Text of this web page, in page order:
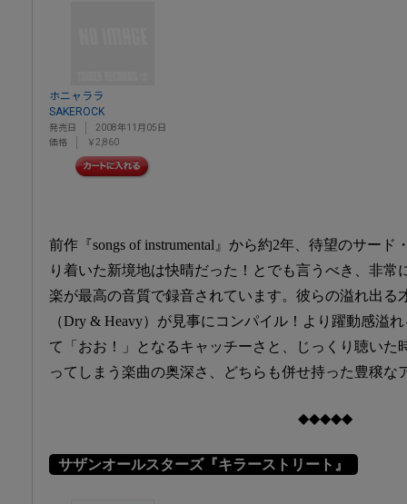
ホニャララ
SAKEROCK
発売日
2008年11月05日
価格
￥2,860
前作『songs of instrumental』から約2年、待望のサー
り着いた新境地は快晴だった！とでも言うべき、非常
楽が最高の音質で録音されています。彼らの溢れ出る
（Dry & Heavy）が見事にコンパイル！より躍動感溢
て「おお！」となるキャッチーさと、じっくり聴いた
ってしまう楽曲の奥深さ、どちらも併せ持った豊穣な
◆◆◆◆◆
サザンオールスターズ『キラーストリート』